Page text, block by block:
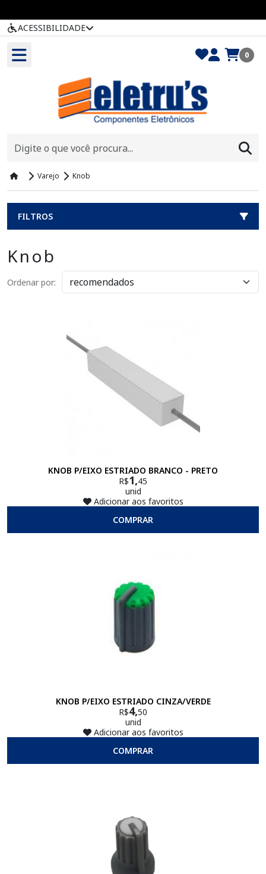
ACESSIBILIDADE
0
Varejo Knob
FILTROS
Knob
Ordenar por:
KNOB P/EIXO ESTRIADO BRANCO - PRETO
R$1,45
unid
Adicionar aos favoritos
COMPRAR
KNOB P/EIXO ESTRIADO CINZA/VERDE
R$4,50
unid
Adicionar aos favoritos
COMPRAR